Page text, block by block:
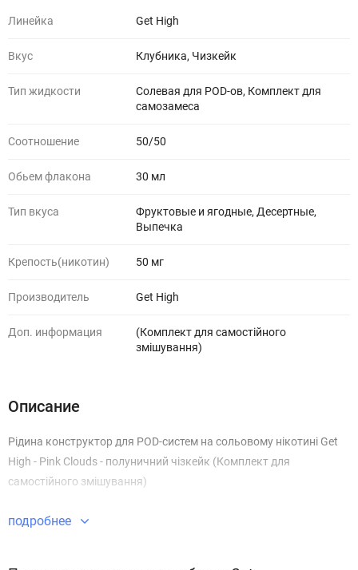
Линейка Get High
Вкус Клубника, Чизкейк
Тип жидкости
Солевая для POD-ов, Комплект для
самозамеса
Соотношение 50/50
Обьем флакона 30 мл
Тип вкуса
Фруктовые и ягодные, Десертные,
Выпечка
Крепость(никотин) 50 мг
Производитель Get High
Доп. информация
(Комплект для самостійного
змішування)
Описание
Рідина конструктор для POD-систем на сольовому нікотині Get
High - Pink Clouds - полуничний чізкейк (Комплект для
самостійного змішування)
подробнее